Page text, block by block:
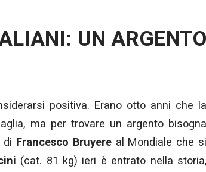
UN ARGENTO
positiva. Erano otto anni che la
ma per trovare un argento bisogna
di Francesco Bruyereal Mondiale che
(cat. 81 kg) ieri è entrato nella